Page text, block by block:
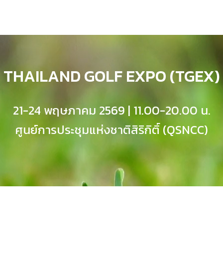
THAILAND GOLF EXPO (TGEX)
21-24 พฤษภาคม 2569 | 11.00-20.00 น.
ศูนย์การประชุมแห่งชาติสิริกิติ์ (QSNCC)